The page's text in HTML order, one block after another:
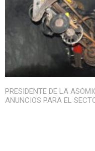
PRESIDENTE DE LA
ANUNCIOS PARA EL